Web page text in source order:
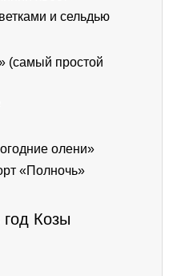
и сельдью
(самый простой
олени»
«Полночь»
Козы